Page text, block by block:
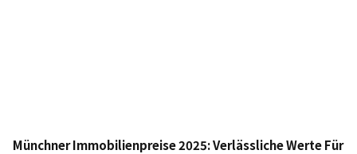
Münchner Immobilienpreise 2025: Verlässliche Werte Für